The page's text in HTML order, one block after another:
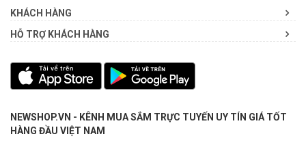
KHÁCH HÀNG
HỖ TRỢ KHÁCH HÀNG
NEWSHOP.VN - KÊNH MUA SẮM TRỰC TUYẾN UY TÍN GIÁ TỐT
HÀNG ĐẦU VIỆT NAM